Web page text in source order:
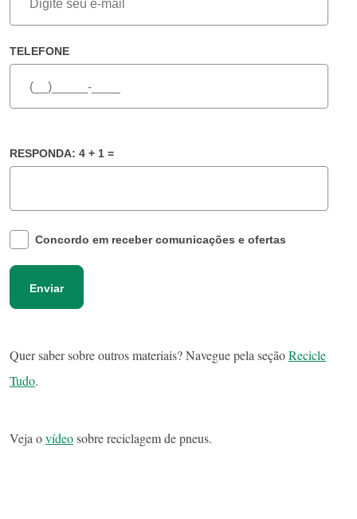
TELEFONE
RESPONDA: 4 + 1 =
Concordo em receber comunicações e ofertas
Enviar
Quer saber sobre outros materiais? Navegue pela seçãoRecicle
Tudo.
Veja ovídeosobre reciclagem de pneus.